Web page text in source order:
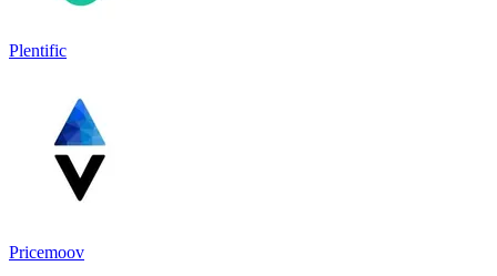
Plentific
Pricemoov